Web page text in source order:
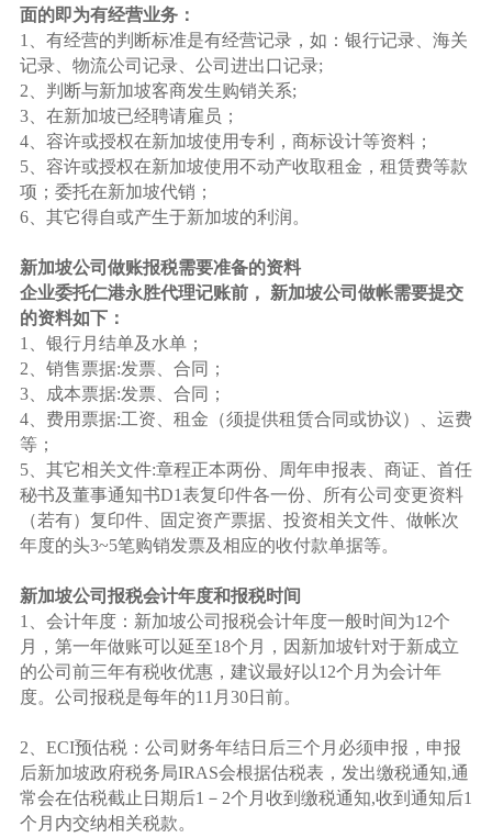
面的即为有经营业务：
1、有经营的判断标准是有经营记录，如：银行记录、海关
记录、物流公司记录、公司进出口记录;
2、判断与新加坡客商发生购销关系;
3、在新加坡已经聘请雇员；
4、容许或授权在新加坡使用专利，商标设计等资料；
5、容许或授权在新加坡使用不动产收取租金，租赁费等款
项；委托在新加坡代销；
6、其它得自或产生于新加坡的利润。
新加坡公司做账报税需要准备的资料
企业委托仁港永胜代理记账前， 新加坡公司做帐需要提交
的资料如下：
1、银行月结单及水单；
2、销售票据:发票、合同；
3、成本票据:发票、合同；
4、费用票据:工资、租金（须提供租赁合同或协议）、运费
等；
5、其它相关文件:章程正本两份、周年申报表、商证、首任
秘书及董事通知书D1表复印件各一份、所有公司变更资料
（若有）复印件、固定资产票据、投资相关文件、做帐次
年度的头3~5笔购销发票及相应的收付款单据等。
新加坡公司报税会计年度和报税时间
1、会计年度：新加坡公司报税会计年度一般时间为12个
月，第一年做账可以延至18个月，因新加坡针对于新成立
的公司前三年有税收优惠，建议最好以12个月为会计年
度。公司报税是每年的11月30日前。
2、ECI预估税：公司财务年结日后三个月必须申报，申报
后新加坡政府税务局IRAS会根据估税表，发出缴税通知,通
常会在估税截止日期后1－2个月收到缴税通知,收到通知后1
个月内交纳相关税款。